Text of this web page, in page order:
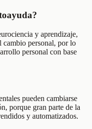
y aprendizaje,
cambio personal, por lo
personal con base
pueden cambiarse
porque gran parte de la
y automatizados.